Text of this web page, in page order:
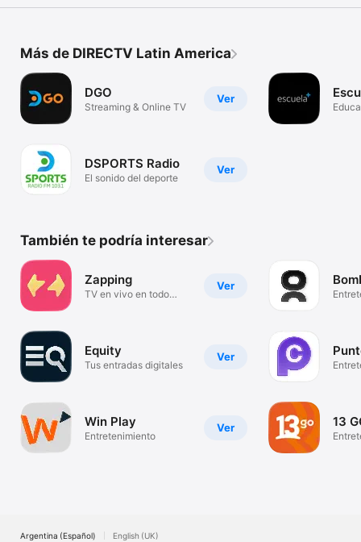
Más de DIRECTV Latin America
Ver
DGO
Streaming & Online TV
Ver
DSPORTS Radio
El sonido del deporte
También te podría interesar
Ver
Zapping
TV en vivo en todo
Ver
Equity
Tus entradas digitales
Ver
Win Play
Entretenimiento
13
Argentina (Español) English (UK)